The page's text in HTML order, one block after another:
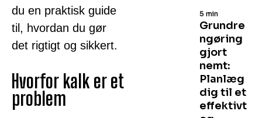
du en praktisk guide
til, hvordan du gør
det rigtigt og sikkert.
Hvorfor kalk er et
problem
Grundre
ngøring
gjort
nemt:
Planlæg
dig til et
effektivt
5 min